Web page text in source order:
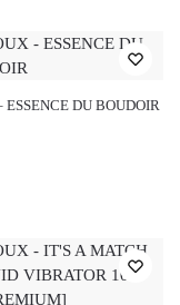
ESSENCE DU BOUDOIR